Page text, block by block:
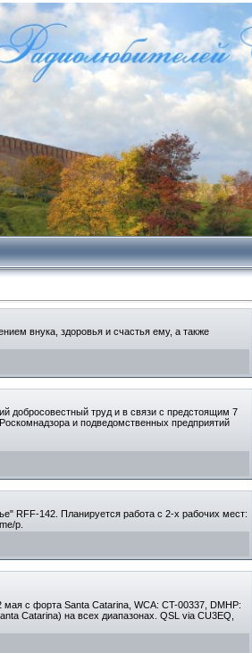
внука, здоровья и счастья ему, а также
добросовестный труд и в связи с предстоящим 7
и подведомственных предприятий
RFF-142. Планируется работа с 2-х рабочих мест:
p.
с форта Santa Catarina, WCA: CT-00337, DMHP:
Catarina) на всех диапазонах. QSL via CU3EQ,